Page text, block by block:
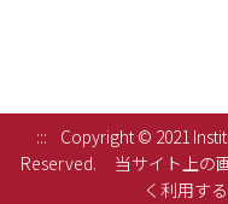
:::
Copyright © 2021
Reserved.
当サイト上の
く利用す